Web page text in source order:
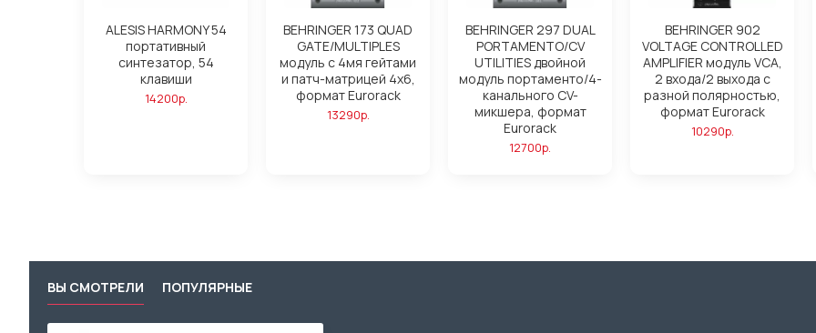
ALESIS HARMONY 54
портативный
синтезатор, 54
клавиши
14200р.
BEHRINGER 173 QUAD
GATE/MULTIPLES
модуль с 4мя гейтами
и патч-матрицей 4х6,
формат Eurorack
13290р.
BEHRINGER 297 DUAL
PORTAMENTO/CV
UTILITIES двойной
модуль портаменто/4-
канального CV-
микшера, формат
Eurorack
12700р.
BEHRINGER 902
VOLTAGE CONTROLLED
AMPLIFIER модуль VCA,
2 входа/2 выхода с
разной полярностью,
формат Eurorack
10290р.
ВЫ СМОТРЕЛИ ПОПУЛЯРНЫЕ